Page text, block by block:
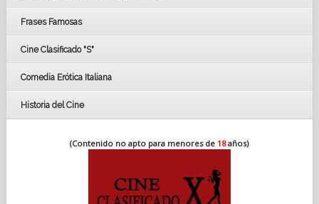
Frases Famosas
Cine Clasificado "S"
Comedia Erótica Italiana
Historia del Cine
(Contenido no apto para menores de 18años)